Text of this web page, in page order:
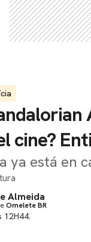
cine?
ya está en
Almeida
Omelete BR
12H44.